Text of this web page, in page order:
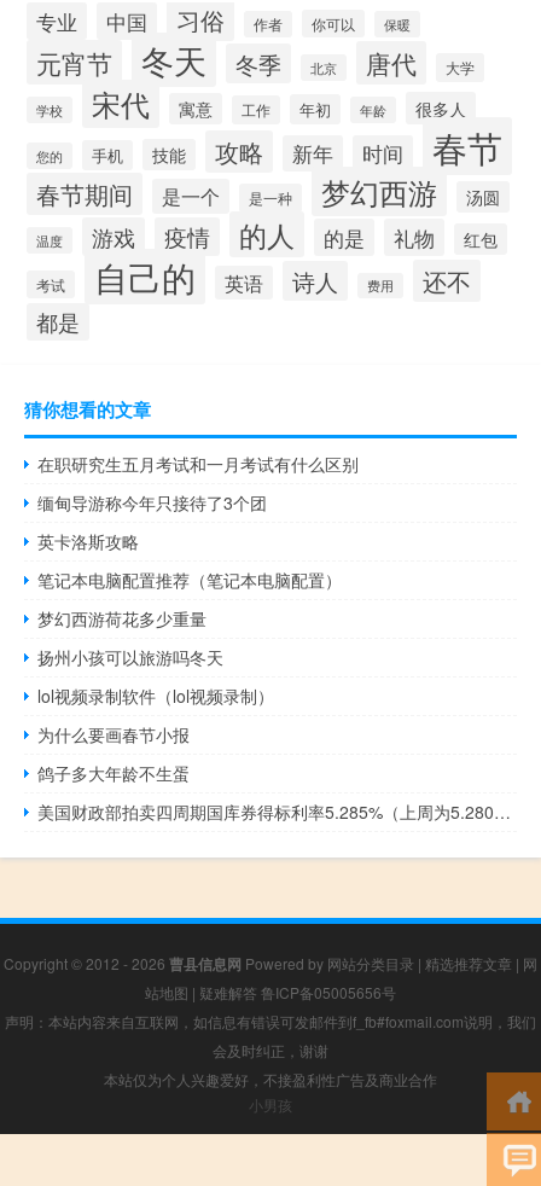
专业 中国 习俗 作者 你可以 保暖
元宵节 冬天 冬季 北京 唐代 大学
学校 宋代 寓意 工作 年初 年龄 很多人
您的 手机 技能 攻略 新年 时间 春节
春节期间 是一个 是一种 梦幻西游 汤圆
温度 游戏 疫情 的人 的是 礼物 红包
考试 自己的 英语 诗人 费用 还不
都是
猜你想看的文章
在职研究生五月考试和一月考试有什么区别
缅甸导游称今年只接待了3个团
英卡洛斯攻略
笔记本电脑配置推荐（笔记本电脑配置）
梦幻西游荷花多少重量
扬州小孩可以旅游吗冬天
lol视频录制软件（lol视频录制）
为什么要画春节小报
鸽子多大年龄不生蛋
美国财政部拍卖四周期国库券得标利率5.285%（上周为5.280%）投标倍数2.66（前次为2.70）拍卖八周期国库券得标利率5.295%（前次为5.290%）投标倍数2.77（前次为2.79）
Copyright © 2012 - 2026 曹县信息网 Powered by 网站分类目录 | 精选推荐文章 | 网
站地图 | 疑难解答 鲁ICP备05005656号
声明：本站内容来自互联网，如信息有错误可发邮件到f_fb#foxmail.com说明，我们
会及时纠正，谢谢
本站仅为个人兴趣爱好，不接盈利性广告及商业合作
小男孩